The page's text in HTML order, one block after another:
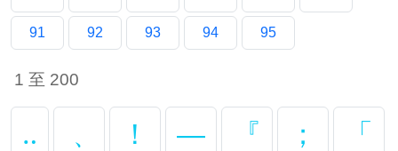
91 92 93 94 95
1 至 200
‥ ﹑ ！ — 『 ；
「